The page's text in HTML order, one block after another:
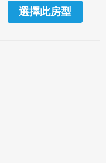
選擇此房型